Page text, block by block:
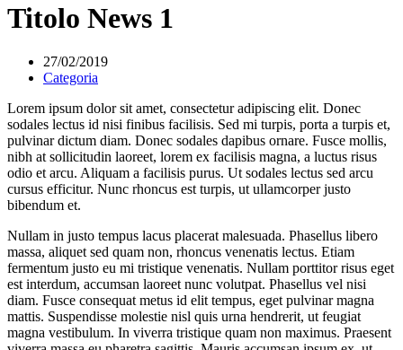
Titolo News 1
27/02/2019
Categoria
Lorem ipsum dolor sit amet, consectetur adipiscing elit. Donec
sodales lectus id nisi finibus facilisis. Sed mi turpis, porta a turpis et,
pulvinar dictum diam. Donec sodales dapibus ornare. Fusce mollis,
nibh at sollicitudin laoreet, lorem ex facilisis magna, a luctus risus
odio et arcu. Aliquam a facilisis purus. Ut sodales lectus sed arcu
cursus efficitur. Nunc rhoncus est turpis, ut ullamcorper justo
bibendum et.
Nullam in justo tempus lacus placerat malesuada. Phasellus libero
massa, aliquet sed quam non, rhoncus venenatis lectus. Etiam
fermentum justo eu mi tristique venenatis. Nullam porttitor risus eget
est interdum, accumsan laoreet nunc volutpat. Phasellus vel nisi
diam. Fusce consequat metus id elit tempus, eget pulvinar magna
mattis. Suspendisse molestie nisl quis urna hendrerit, ut feugiat
magna vestibulum. In viverra tristique quam non maximus. Praesent